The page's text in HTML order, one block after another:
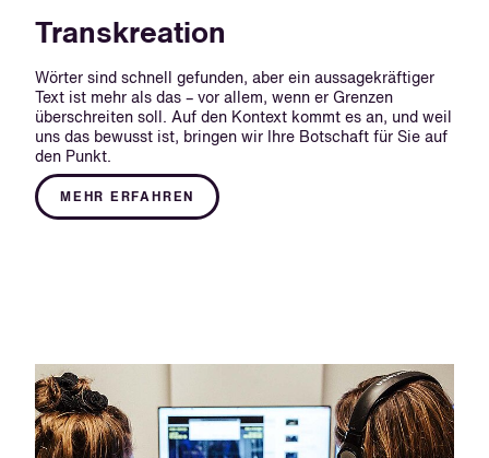
Transkreation
Wörter sind schnell gefunden, aber ein aussagekräftiger
Text ist mehr als das – vor allem, wenn er Grenzen
überschreiten soll. Auf den Kontext kommt es an, und weil
uns das bewusst ist, bringen wir Ihre Botschaft für Sie auf
den Punkt.
MEHR ERFAHREN